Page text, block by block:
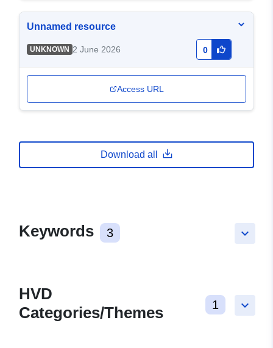
Unnamed resource
UNKNOWN 2 June 2026 0
Access URL
Download all
keyboard_arrow_down
Keywords 3
keyboard_arrow_down
HVD
Categories/Themes
1